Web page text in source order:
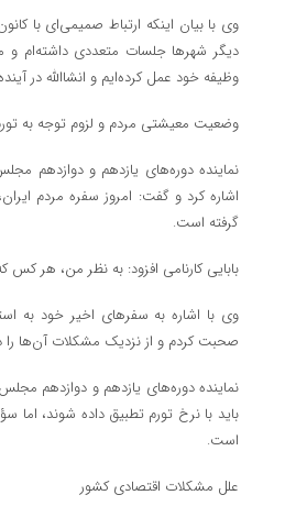
وی با بیان اینکه ارتباط صمیمی‌ای با
دیگر شهرها جلسات متعددی داشته‌ام و
وظیفه خود عمل کرده‌ایم و انشاالله در
وضعیت معیشتی مردم و لزوم توجه به
نماینده دوره‌های یازدهم و دوازدهم
اشاره کرد و گفت: امروز سفره مردم
گرفته است.
بابایی کارنامی افزود: به نظر من، هر کس که کمتر از ۳۰ میلیون تومان درآمد دارد، در
وی با اشاره به سفرهای اخیر خود به
صحبت کردم و از نزدیک مشکلات آن‌ها را
باید با نرخ تورم تطبیق داده شوند،
است.
علل مشکلات اقتصادی کشور